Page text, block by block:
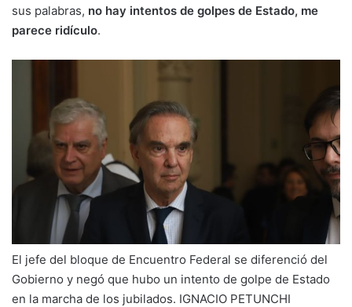
sus palabras, no hay intentos de golpes de Estado, me
parece ridículo.
El jefe del bloque de Encuentro Federal se diferenció del
Gobierno y negó que hubo un intento de golpe de Estado
en la marcha de los jubilados. IGNACIO PETUNCHI